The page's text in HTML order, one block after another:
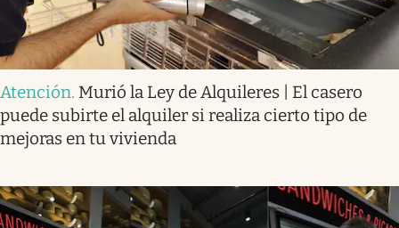
Atención. Murió la Ley de Alquileres | El casero
puede subirte el alquiler si realiza cierto tipo de
mejoras en tu vivienda